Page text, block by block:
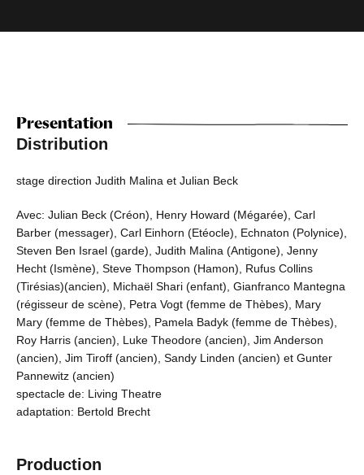
Presentation
Distribution
stage direction Judith Malina et Julian Beck
Avec: Julian Beck (Créon), Henry Howard (Mégarée), Carl
Barber (messager), Carl Einhorn (Etéocle), Echnaton (Polynice),
Steven Ben Israel (garde), Judith Malina (Antigone), Jenny
Hecht (Ismène), Steve Thompson (Hamon), Rufus Collins
(Tirésias)(ancien), Michaël Shari (enfant), Gianfranco Mantegna
(régisseur de scène), Petra Vogt (femme de Thèbes), Mary
Mary (femme de Thèbes), Pamela Badyk (femme de Thèbes),
Roy Harris (ancien), Luke Theodore (ancien), Jim Anderson
(ancien), Jim Tiroff (ancien), Sandy Linden (ancien) et Gunter
Pannewitz (ancien)
spectacle de: Living Theatre
adaptation: Bertold Brecht
Production